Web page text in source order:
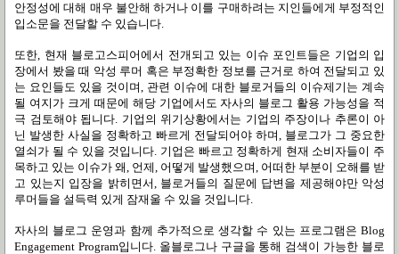
안정성에 대해 매우 불안해 하거나 이를 구매하려는 지인들에게 부정적인
입소문을 전달할 수 있습니다.
또한, 현재 블로고스피어에서 전개되고 있는 이슈 포인트들은 기업의 입
장에서 봤을 때 악성 루머 혹은 부정확한 정보를 근거로 하여 전달되고 있
는 요인들도 있을 것이며, 관련 이슈에 대한 블로거들의 이슈제기는 계속
될 여지가 크게 때문에 해당 기업에서도 자사의 블로그 활용 가능성을 적
극 검토해야 됩니다. 기업의 위기상황에서는 기업의 주장이나 추론이 아
닌 발생한 사실을 정확하고 빠르게 전달되어야 하며, 블로그가 그 중요한
열쇠가 될 수 있을 것입니다. 기업은 빠르고 정확하게 현재 소비자들이 주
목하고 있는 이슈가 왜, 언제, 어떻게 발생했으며, 어떠한 부분이 오해를 받
고 있는지 입장을 밝히면서, 블로거들의 질문에 답변을 제공해야만 악성
루머들을 설득력 있게 잠재울 수 있을 것입니다.
자사의 블로그 운영과 함께 추가적으로 생각할 수 있는 프로그램은 Blog
Engagement Program입니다. 올블로그나 구글을 통해 검색이 가능한 블로